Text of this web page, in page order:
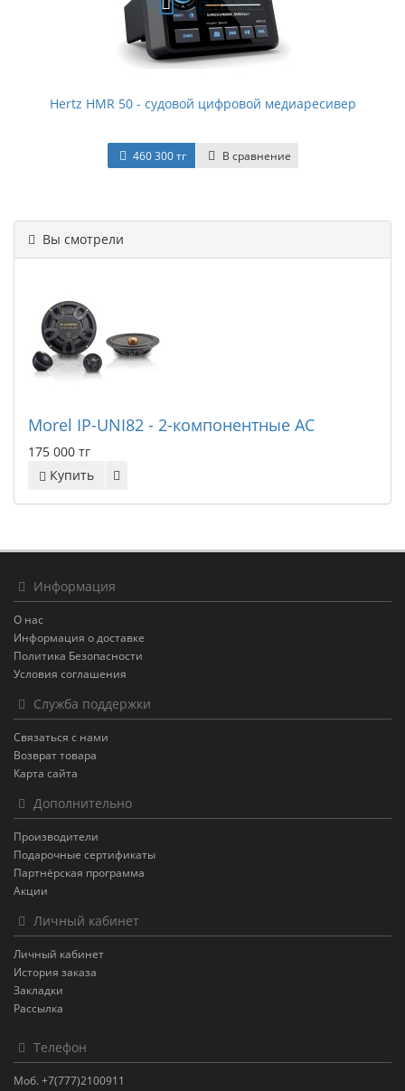
Hertz HMR 50 - судовой цифровой медиаресивер
460 300 тг В сравнение
Вы смотрели
Morel IP-UNI82 - 2-компонентные АС
175 000 тг
Купить
Информация
О нас
Информация о доставке
Политика Безопасности
Условия соглашения
Служба поддержки
Связаться с нами
Возврат товара
Карта сайта
Дополнительно
Производители
Подарочные сертификаты
Партнёрская программа
Акции
Личный кабинет
Личный кабинет
История заказа
Закладки
Рассылка
Телефон
Моб. +7(777)2100911